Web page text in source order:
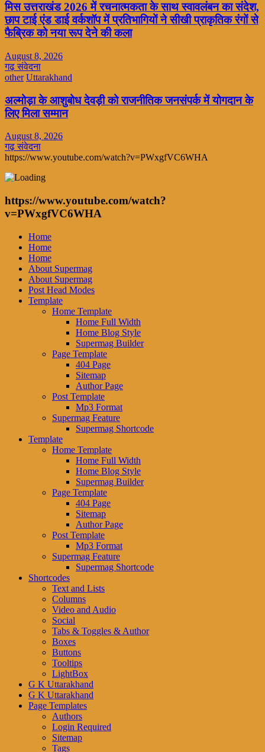
मिस उत्तराखंड 2026 में रचनात्मकता के साथ स्वावलंबन का संदेश,
छाप टाई एंड डाई वर्कशॉप में प्रतिभागियों ने सीखी प्राकृतिक रंगों से
फैब्रिक को नया रूप देने की कला
August 8, 2026
गढ़ संवेदना
other Uttarakhand
अल्मोड़ा के आशुबोध देवड़ी को राजनीतिक जनसंपर्क में योगदान के
लिए मिला सम्मान
August 8, 2026
गढ़ संवेदना
https://www.youtube.com/watch?v=PWxgfVC6WHA
https://www.youtube.com/watch?
v=PWxgfVC6WHA
Home
Home
Home
About Supermag
About Supermag
Post Head Modes
Template
Home Template
Home Full Width
Home Blog Style
Supermag Builder
Page Template
404 Page
Sitemap
Author Page
Post Template
Mp3 Format
Supermag Feature
Supermag Shortcode
Template
Home Template
Home Full Width
Home Blog Style
Supermag Builder
Page Template
404 Page
Sitemap
Author Page
Post Template
Mp3 Format
Supermag Feature
Supermag Shortcode
Shortcodes
Text and Lists
Columns
Video and Audio
Social
Tabs & Toggles & Author
Boxes
Buttons
Tooltips
LightBox
G K Uttarakhand
G K Uttarakhand
Page Templates
Authors
Login Required
Sitemap
Tags